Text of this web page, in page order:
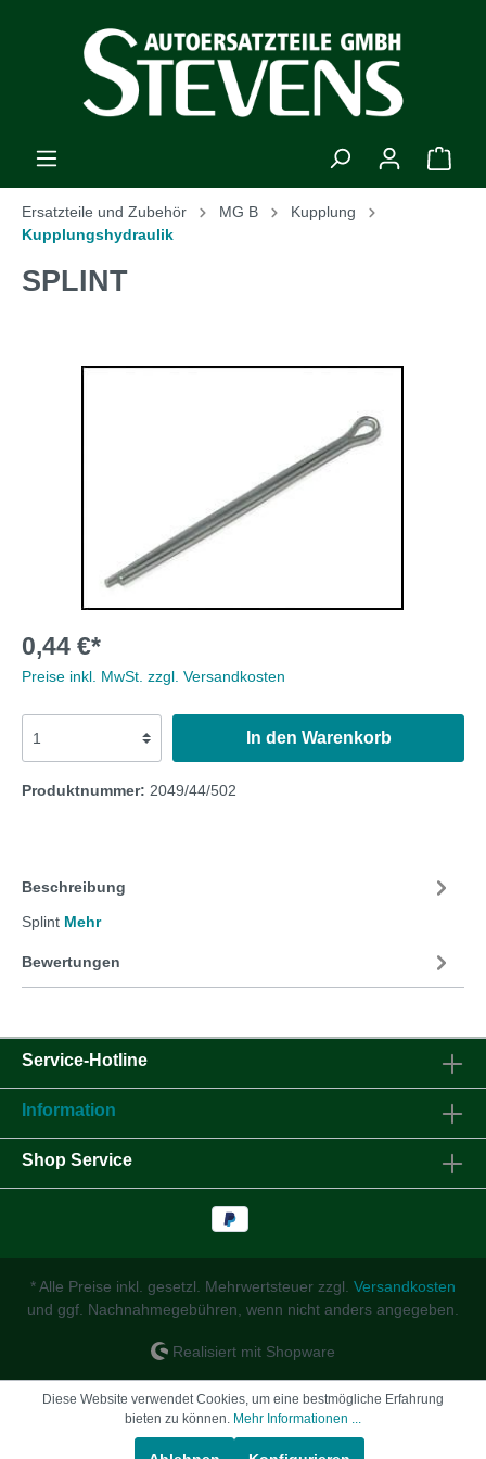
Ersatzteile und Zubehör MG B
Kupplung
Kupplungshydraulik
SPLINT
0,44 €*
Preise inkl. MwSt. zzgl. Versandkosten
In den Warenkorb
Produktnummer: 2049/44/502
Beschreibung
Splint Mehr
Bewertungen
Service-Hotline
Information
Shop Service
* Alle Preise inkl. gesetzl. Mehrwertsteuer zzgl. Versandkosten
und ggf. Nachnahmegebühren, wenn nicht anders angegeben.
Realisiert mit Shopware
Diese Website verwendet Cookies, um eine bestmögliche Erfahrung
bieten zu können. Mehr Informationen ...